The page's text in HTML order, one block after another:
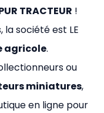
TRACTEUR !
société est LE
agricole.
ou
miniatures,
en ligne pour